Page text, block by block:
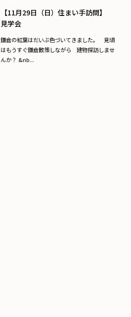
【11月29日（日）住まい手訪問】
見学会
鎌倉の紅葉はだいぶ色づいてきました。 見頃
はもうすぐ鎌倉散策しながら 建物探訪しませ
んか？ &nb...